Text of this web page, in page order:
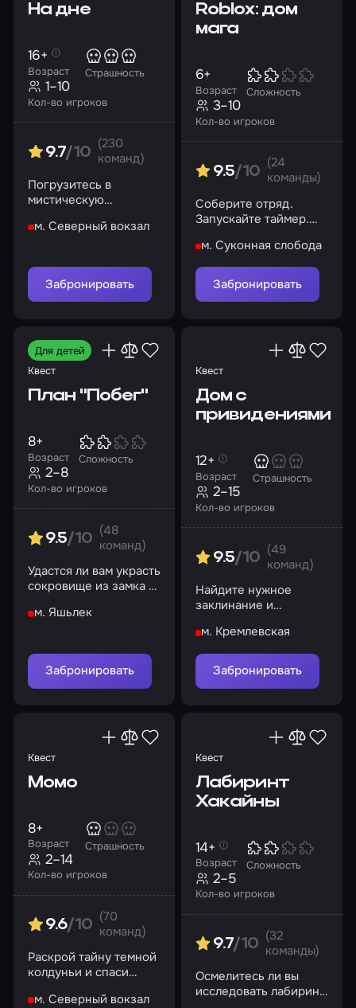
На дне
Возраст
16+
Страшность
Кол-во игроков
1–10
9.7/10
(230
команд)
Погрузитесь в
мистическую
м. Северный вокзал
Забронировать
Roblox: дом
мага
Возраст
6+
Сложность
Кол-во игроков
3–10
9.5/10
(24
команды)
Соберите отряд.
Запускайте таймер.
начинается сейчас
м. Суконная слобода
Забронировать
Для детей
Квест
План "Побег"
Возраст
8+
Сложность
Кол-во игроков
2–8
9.5/10
(48
команд)
Удастся ли вам украсть
сокровище из замка и
смотрителю?
м. Яшьлек
Забронировать
Квест
Дом с
привидениями
Возраст
12+
Страшность
Кол-во игроков
2–15
9.5/10
(49
команд)
Найдите нужное
заклинание и
изгнать
потусторонние силы
из дома
м. Кремлевская
Забронировать
Квест
Момо
Возраст
8+
Страшность
Кол-во игроков
2–14
9.6/10
(70
команд)
Раскрой тайну темной
колдуньи и спаси
м. Северный вокзал
Квест
Лабиринт
Хакайны
Возраст
14+
Сложность
Кол-во игроков
2–5
9.7/10
(32
команды)
Осмелитесь ли вы
исследовать лабиринт